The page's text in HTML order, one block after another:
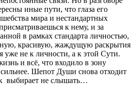
иные пути, что глаза его
мира и нестандартных
к нему, и за
в рамках стандарта личностью,
красивую, жаждущую раскрытия
не к личности, а к этой Сути.
и всё, что входило в зону
Шепот Души снова отходит
выбирает не слышать…